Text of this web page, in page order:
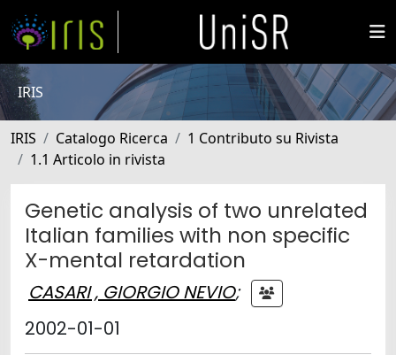
IRIS
IRIS Catalogo Ricerca
1 Contributo su Rivista
1.1 Articolo in rivista
Genetic analysis of two unrelated
Italian families with non specific
X-mental retardation
CASARI , GIORGIO NEVIO;
2002-01-01